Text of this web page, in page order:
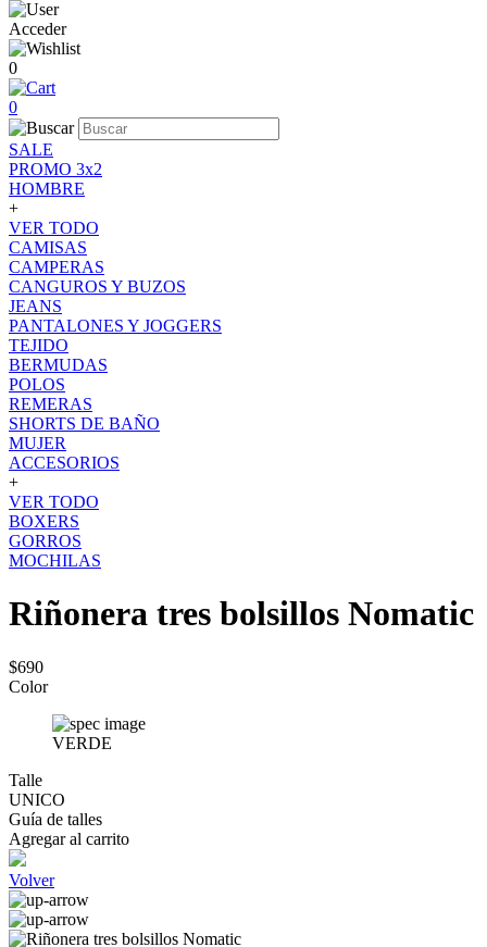
Acceder
0
0
SALE
PROMO 3x2
HOMBRE
+
VER TODO
CAMISAS
CAMPERAS
CANGUROS Y BUZOS
JEANS
PANTALONES Y JOGGERS
TEJIDO
BERMUDAS
POLOS
REMERAS
SHORTS DE BAÑO
MUJER
ACCESORIOS
+
VER TODO
BOXERS
GORROS
MOCHILAS
Riñonera tres bolsillos Nomatic
$690
Color
VERDE
Talle
UNICO
Guía de talles
Agregar al carrito
Volver